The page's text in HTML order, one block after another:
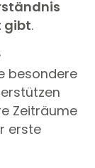
gibt.
besondere
Zeiträume
erste